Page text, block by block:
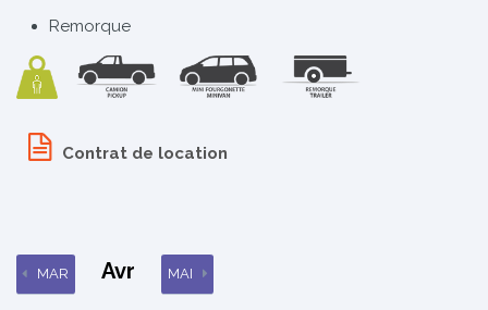
Remorque
Contrat de location
MAR Avr MAI